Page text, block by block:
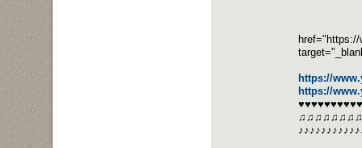
https://
https://